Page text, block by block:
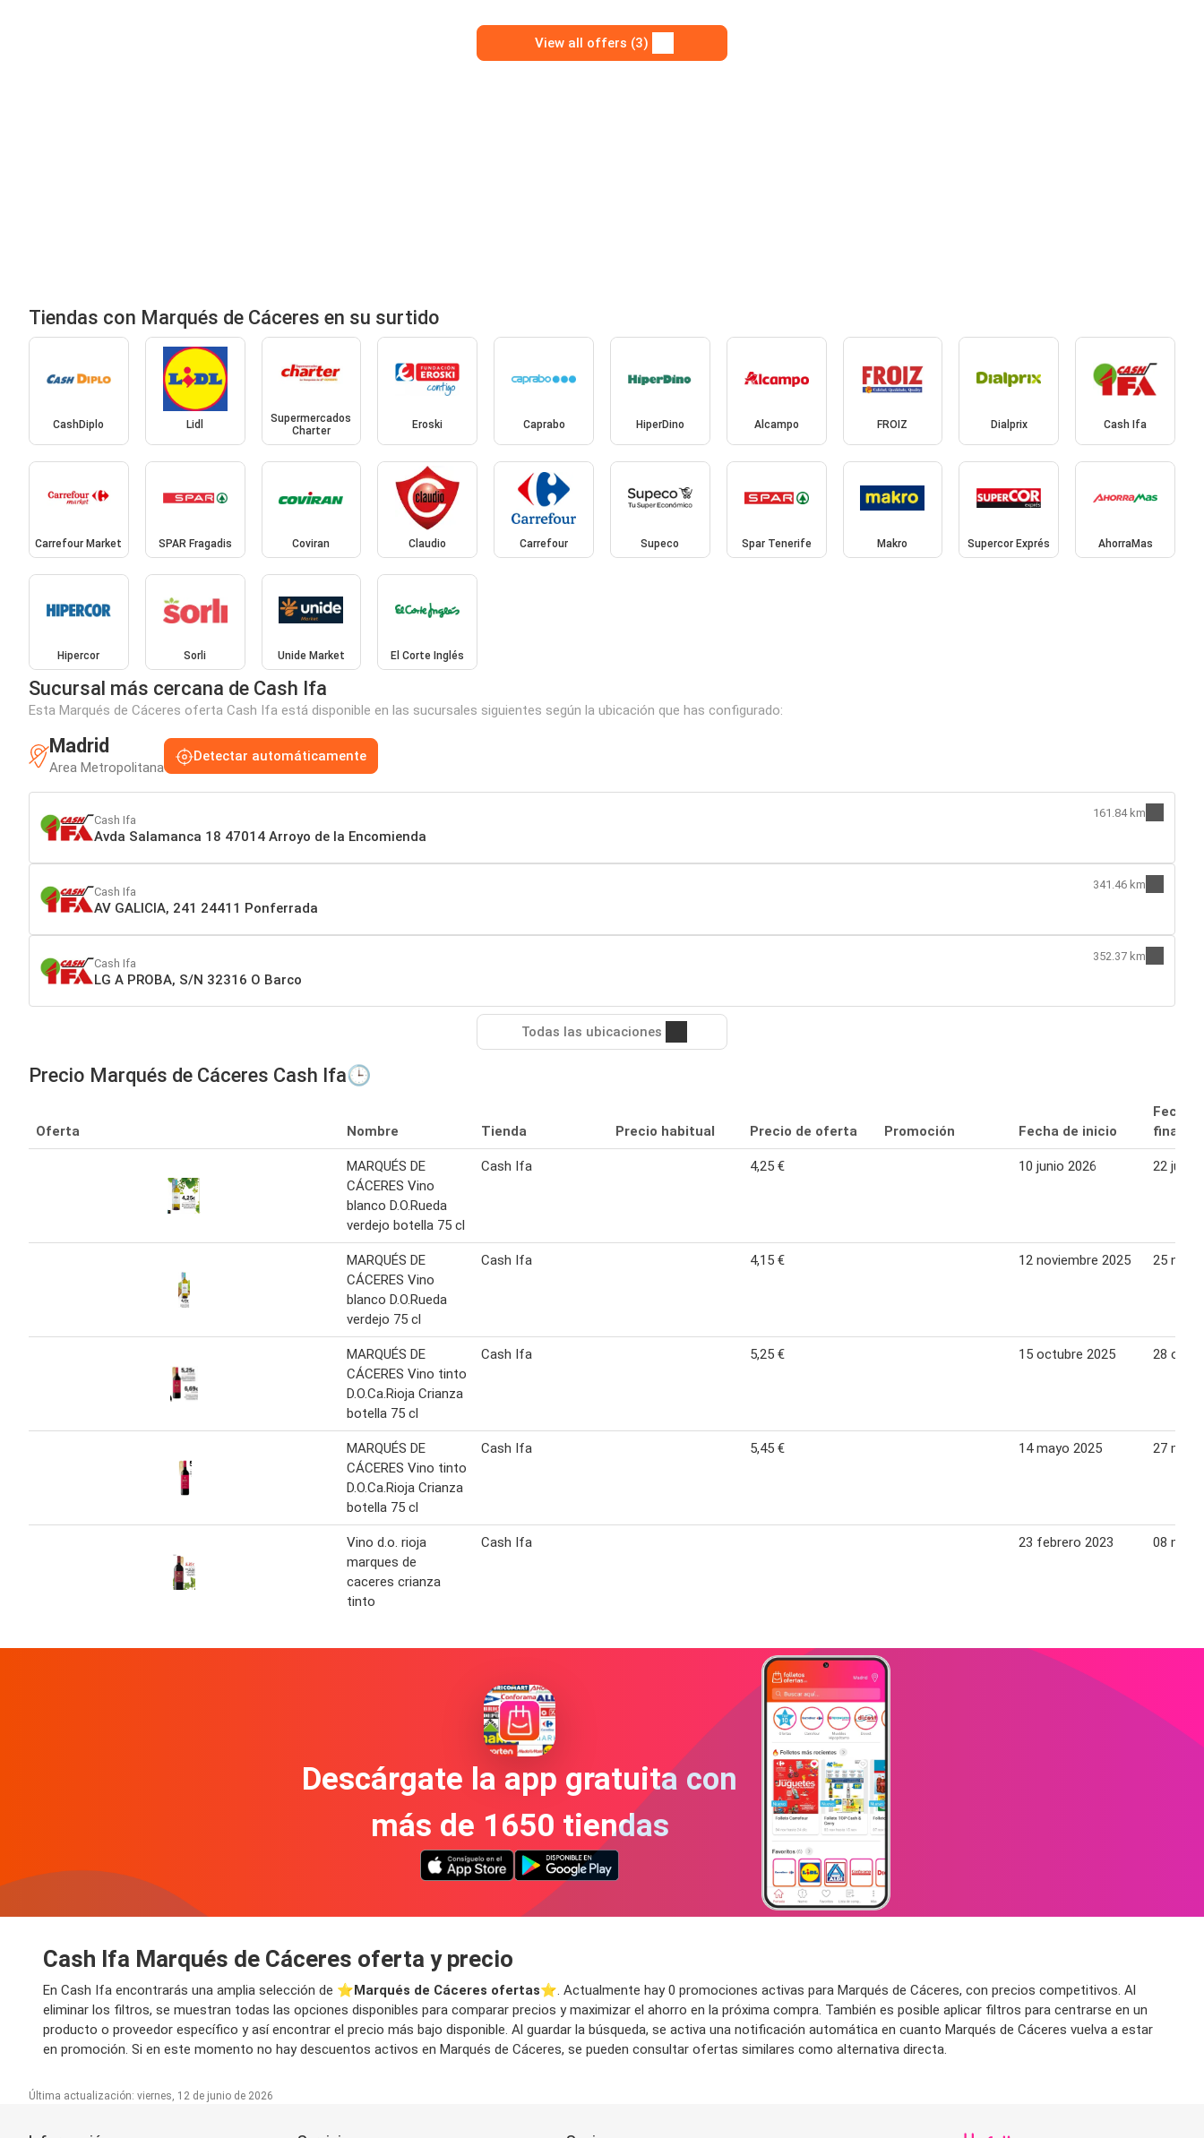
View all offers (3)
Tiendas con Marqués de Cáceres en su surtido
CashDiplo Lidl
Supermercados
Charter
Eroski Caprabo HiperDino Alcampo FROIZ Dialprix Cash Ifa
Carrefour Market SPAR Fragadis Coviran Claudio Carrefour Supeco Spar Tenerife Makro Supercor Exprés AhorraMas
Hipercor Sorli Unide Market El Corte Inglés
Sucursal más cercana de Cash Ifa
Esta Marqués de Cáceres oferta Cash Ifa está disponible en las sucursales siguientes según la ubicación que has configurado:
Madrid
Area Metropolitana
Detectar automáticamente
Cash Ifa
Avda Salamanca 18 47014 Arroyo de la Encomienda
161.84 km
Cash Ifa
AV GALICIA, 241 24411 Ponferrada
341.46 km
Cash Ifa
LG A PROBA, S/N 32316 O Barco
352.37 km
Todas las ubicaciones
Precio Marqués de Cáceres Cash Ifa🕒
Oferta Nombre Tienda Precio habitual Precio de oferta Promoción Fecha de inicio
Fecha
MARQUÉS DE
CÁCERES Vino
blanco D.O.Rueda
verdejo botella 75 cl
Cash Ifa 4,25 € 10 junio 2026 22 junio
MARQUÉS DE
CÁCERES Vino
blanco D.O.Rueda
verdejo 75 cl
Cash Ifa 4,15 € 12 noviembre 2025 25
MARQUÉS DE
CÁCERES Vino tinto
D.O.Ca.Rioja Crianza
botella 75 cl
Cash Ifa 5,25 € 15 octubre 2025 28
MARQUÉS DE
CÁCERES Vino tinto
D.O.Ca.Rioja Crianza
botella 75 cl
Cash Ifa 5,45 € 14 mayo 2025 27
Vino d.o. rioja
marques de
caceres crianza
tinto
Cash Ifa 23 febrero 2023 08
Descárgate la app gratuita con
más de 1650 tiendas
Cash Ifa Marqués de Cáceres oferta y precio
En Cash Ifa encontrarás una amplia selección de ⭐️Marqués de Cáceres ofertas⭐️. Actualmente hay 0 promociones activas para Marqués de Cáceres, con precios competitivos. Al
eliminar los filtros, se muestran todas las opciones disponibles para comparar precios y maximizar el ahorro en la próxima compra. También es posible aplicar filtros para centrarse en un
producto o proveedor específico y así encontrar el precio más bajo disponible. Al guardar la búsqueda, se activa una notificación automática en cuanto Marqués de Cáceres vuelva a estar
en promoción. Si en este momento no hay descuentos activos en Marqués de Cáceres, se pueden consultar ofertas similares como alternativa directa.
Última actualización: viernes, 12 de junio de 2026